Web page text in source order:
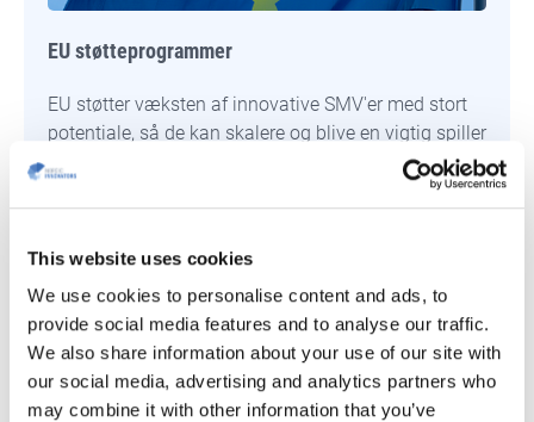
This website uses cookies
We use cookies to personalise content and ads, to
provide social media features and to analyse our traffic.
We also share information about your use of our site with
our social media, advertising and analytics partners who
may combine it with other information that you’ve
EU støtteprogrammer
EU støtter væksten af innovative SMV'er med stort
potentiale, så de kan skalere og blive en vigtig spiller
på det globale marked. Programmerne giver støtte
til en bred vifte af innovative projekter på tværs af